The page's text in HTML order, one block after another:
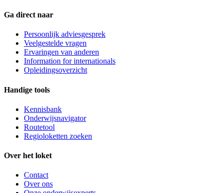
Ga direct naar
Persoonlijk adviesgesprek
Veelgestelde vragen
Ervaringen van anderen
Information for internationals
Opleidingsoverzicht
Handige tools
Kennisbank
Onderwijsnavigator
Routetool
Regioloketten zoeken
Over het loket
Contact
Over ons